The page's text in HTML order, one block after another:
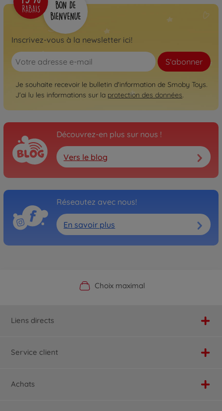
Inscrivez-vous à la newsletter ici!
S'abonner
Je souhaite recevoir le bulletin d'information de Smoby Toys.
J'ai lu les informations sur la protection des données.
Découvrez-en plus sur nous !
Vers le blog
Réseautez avec nous!
En savoir plus
Boutique officielle du fabricant
Choix maximal
Service personnalisé
Livraison rapide
Liens directs
Service client
Achats